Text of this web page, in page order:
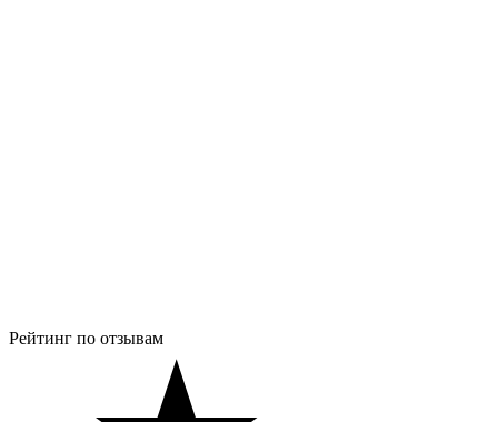
Рейтинг по отзывам